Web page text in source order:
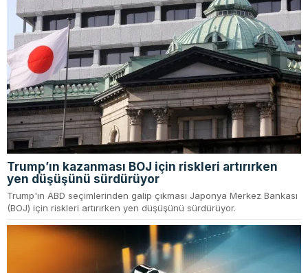
Trump’ın kazanması BOJ için riskleri artırırken
yen düşüşünü sürdürüyor
Trump'ın ABD seçimlerinden galip çıkması Japonya Merkez Bankası
(BOJ) için riskleri artırırken yen düşüşünü sürdürüyor.